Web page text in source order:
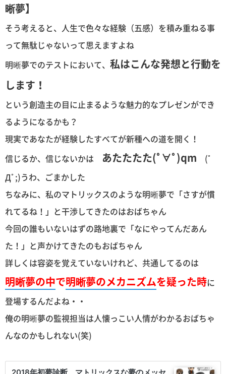
晰夢】
そう考えると、人生で色々な経験（五感）を積み重ねる事
って無駄じゃないって思えますよね
明晰夢でのテストにおいて、 私はこんな発想と行動を
します！
という創造主の目に止まるような魅力的なプレゼンができ
るようになるかも？
現実であなたが経験したすべてが新種への道を開く！
信じるか、信じないかは あたたたた(ﾟ∀ﾟ)qm (ﾟ
Дﾟ;)うわ、ごまかした
ちなみに、私のマトリックスのような明晰夢で「さすが慣
れてるね！」と干渉してきたのはおばちゃん
今回の誰もいないはずの路地裏で「なにやってんだあん
た！」と声かけてきたのもおばちゃん
詳しくは容姿を覚えていないけれど、共通してるのは
明晰夢の中で明晰夢のメカニズムを疑った時に
登場するんだよね・・
俺の明晰夢の監視担当は人懐っこい人情がわかるおばちゃ
んなのかもしれない(笑)